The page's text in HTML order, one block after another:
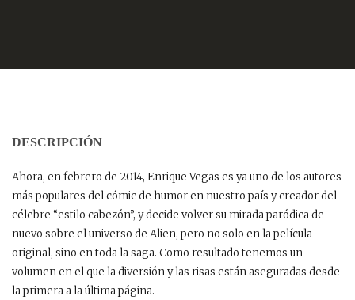
DESCRIPCIÓN
Ahora, en febrero de 2014, Enrique Vegas es ya uno de los autores
más populares del cómic de humor en nuestro país y creador del
célebre “estilo cabezón”, y decide volver su mirada paródica de
nuevo sobre el universo de Alien, pero no solo en la película
original, sino en toda la saga. Como resultado tenemos un
volumen en el que la diversión y las risas están aseguradas desde
la primera a la última página.